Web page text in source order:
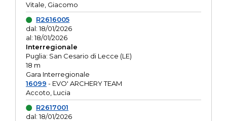
Vitale, Giacomo
R2616005
dal: 18/01/2026
al: 18/01/2026
Interregionale
Puglia: San Cesario di Lecce (LE)
18 m
Gara Interregionale
16099 - EVO' ARCHERY TEAM
Accoto, Lucia
R2617001
dal: 18/01/2026